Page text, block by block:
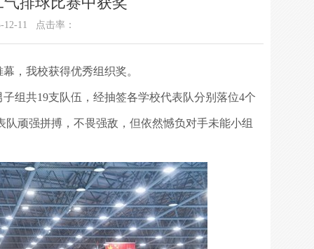
12-11 点击率：
，我校获得优秀组织奖。
组共19支队伍，经抽签各学校代表队分别落位4个
顽强拼搏，不畏强敌，但依然憾负对手未能小组